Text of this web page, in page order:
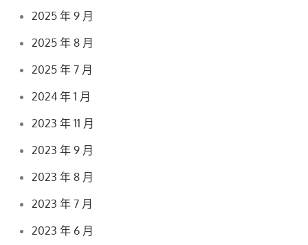
2025 年 9 月
2025 年 8 月
2025 年 7 月
2024 年 1 月
2023 年 11 月
2023 年 9 月
2023 年 8 月
2023 年 7 月
2023 年 6 月